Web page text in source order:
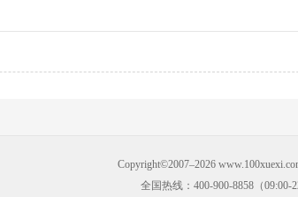
Copyright©2007–2026
全国热线：400-900-8858（09:00-